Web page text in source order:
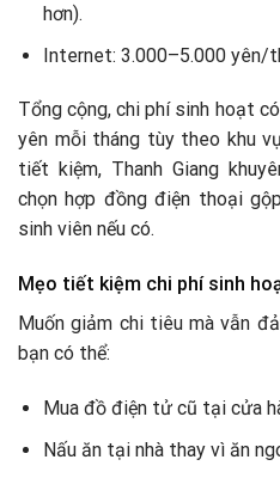
hơn).
Internet: 3.000–5.000 yên/
Tổng cộng, chi phí sinh hoạt
yên mỗi tháng tùy theo khu
tiết kiệm, Thanh Giang
chọn hợp đồng điện thoại
sinh viên nếu có.
Mẹo tiết kiệm chi phí sinh
Muốn giảm chi tiêu mà vẫn
bạn có thể:
Mua đồ điện tử cũ tại cửa
Nấu ăn tại nhà thay vì ăn